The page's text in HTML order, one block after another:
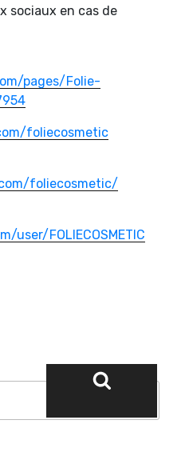
sociaux en cas de
pages/Folie-
foliecosmetic
foliecosmetic/
user/FOLIECOSMETIC